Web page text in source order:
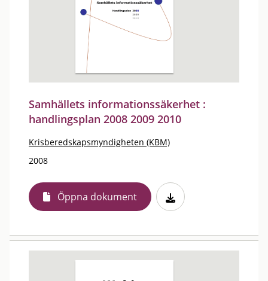
Samhällets informationssäkerhet :
handlingsplan 2008 2009 2010
Krisberedskapsmyndigheten (KBM)
2008
Öppna dokument